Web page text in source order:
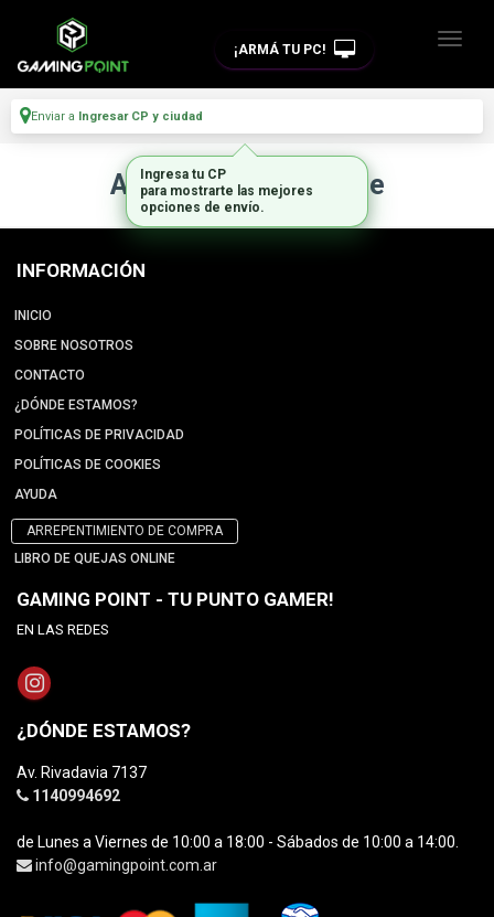
¡ARMÁ TU PC!
Enviar a Ingresar CP y ciudad
Artículo no disponible
INFORMACIÓN
INICIO
SOBRE NOSOTROS
CONTACTO
¿DÓNDE ESTAMOS?
POLÍTICAS DE PRIVACIDAD
POLÍTICAS DE COOKIES
AYUDA
ARREPENTIMIENTO DE COMPRA
LIBRO DE QUEJAS ONLINE
GAMING POINT - TU PUNTO GAMER!
EN LAS REDES
¿DÓNDE ESTAMOS?
Av. Rivadavia 7137
1140994692
de Lunes a Viernes de 10:00 a 18:00 - Sábados de 10:00 a 14:00.
info@gamingpoint.com.ar
Ingresa tu CP
para mostrarte las mejores
opciones de envío.